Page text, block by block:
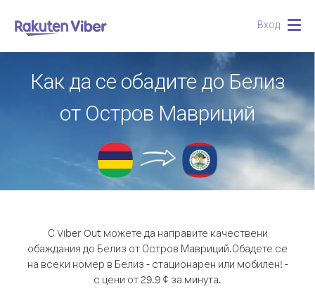
Вход
Как да се обадите до Белиз
от Остров Мавриций
С Viber Out можете да направите качествени
обаждания до Белиз от Остров Мавриций.Обадете се
на всеки номер в Белиз - стационарен или мобилен! -
с цени от 29.9 ¢ за минута.